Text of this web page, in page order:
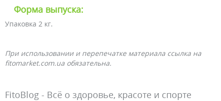
Форма выпуска:
Упаковка 2 кг.
При использовании и перепечатке материала ссылка на
fitomarket.com.ua обязательна.
FitoBlog - Всё о здоровье, красоте и спорте